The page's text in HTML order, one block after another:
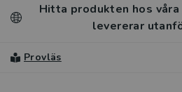
Hitta produkten hos
levererar
Provläs